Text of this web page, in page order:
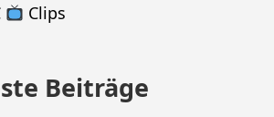
Clips
Beiträge